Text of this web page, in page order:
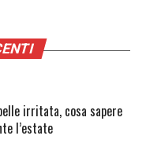
irritata, cosa sapere
l’estate